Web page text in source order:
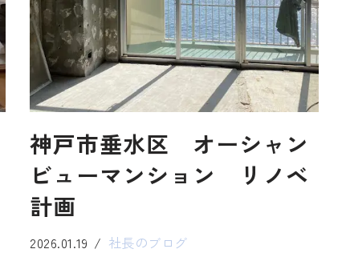
神戸市垂水区 オーシャン
ビューマンション リノベ
計画
2026.01.19 社長のブログ